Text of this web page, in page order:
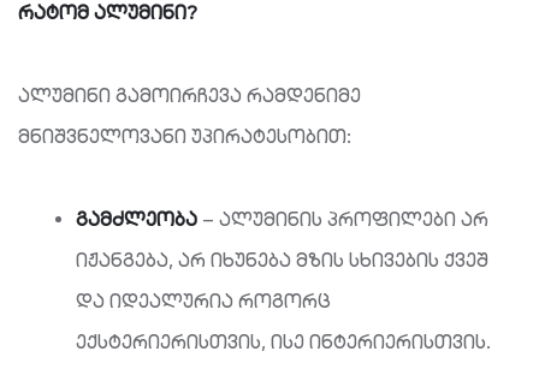
რატომ ალუმინი?
ალუმინი გამოირჩევა რამდენიმე
მნიშვნელოვანი უპირატესობით:
გამძლეობა – ალუმინის პროფილები არ
იჟანგება, არ იხუნება მზის სხივების ქვეშ
და იდეალურია როგორც
ექსტერიერისთვის, ისე ინტერიერისთვის.